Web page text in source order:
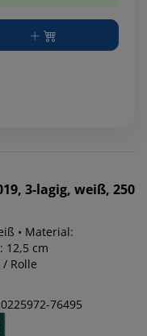
3-lagig, weiß, 250
• Material:
12,5 cm
/ Rolle
76495